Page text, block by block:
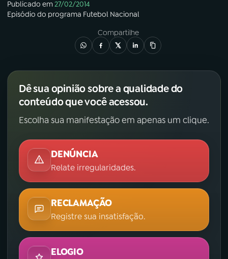
Publicado em27/02/2014
Episódio do programa Futebol Nacional
Compartilhe
Dê sua opinião sobre a qualidade do
conteúdo que você acessou.
Escolha sua manifestação em apenas um clique.
DENÚNCIA
Relate irregularidades.
RECLAMAÇÃO
Registre sua insatisfação.
ELOGIO